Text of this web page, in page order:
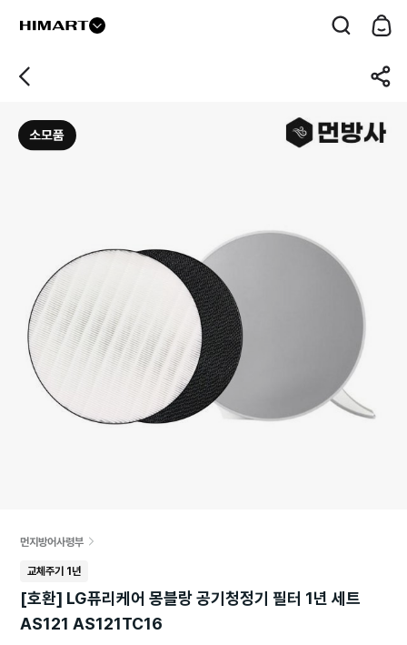
먼지방어사령부
교체주기 1년
[호환] LG퓨리케어 몽블랑 공기청정기 필터 1년 세트
AS121 AS121TC16